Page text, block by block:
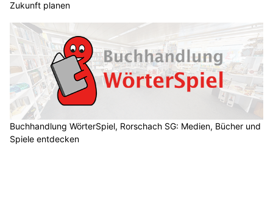
Zukunft planen
Buchhandlung WörterSpiel, Rorschach SG: Medien, Bücher und
Spiele entdecken